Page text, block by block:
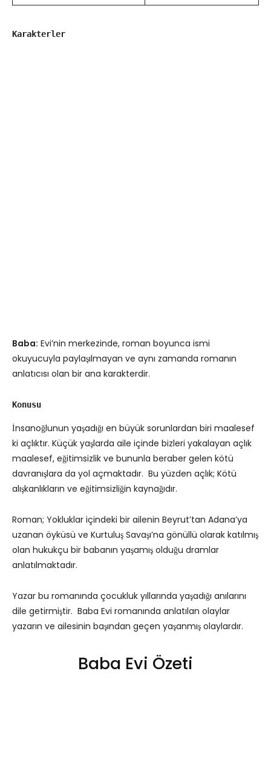
Karakterler
Baba: Evi’nin merkezinde, roman boyunca ismi
okuyucuyla paylaşılmayan ve aynı zamanda romanın
anlatıcısı olan bir ana karakterdir.
Konusu
İnsanoğlunun yaşadığı en büyük sorunlardan biri maalesef
ki açlıktır. Küçük yaşlarda aile içinde bizleri yakalayan açlık
maalesef, eğitimsizlik ve bununla beraber gelen kötü
davranışlara da yol açmaktadır. Bu yüzden açlık; Kötü
alışkanlıkların ve eğitimsizliğin kaynağıdır.
Roman; Yokluklar içindeki bir ailenin Beyrut’tan Adana’ya
uzanan öyküsü ve Kurtuluş Savaşı’na gönüllü olarak katılmış
olan hukukçu bir babanın yaşamış olduğu dramlar
anlatılmaktadır.
Yazar bu romanında çocukluk yıllarında yaşadığı anılarını
dile getirmiştir. Baba Evi romanında anlatılan olaylar
yazarın ve ailesinin başından geçen yaşanmış olaylardır.
Baba Evi Özeti